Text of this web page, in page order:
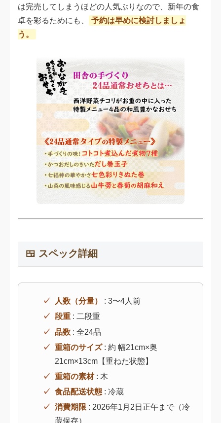
は完売してしまうほどの人気ぶりなので、新年の食
卓を彩るためにも、
予約は早めに検討しましょ
う。
🍱 スペック詳細
人数（分量）
: 3〜4人前
段重 : 二段重
品数 : 全24品
重箱のサイズ: 約 幅21cm×奥
21cm×13cm【重ねた状態】
重箱の素材: 木
食品配送状態 : 冷蔵
消費期限 : 2026年1月2日正午まで（冷
蔵保存）